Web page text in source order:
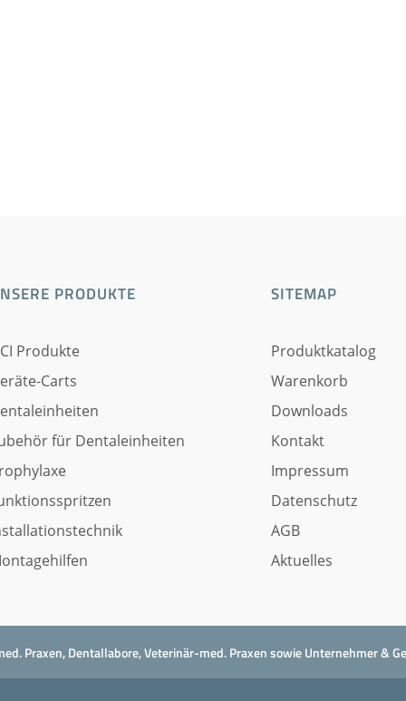
PRODUKTE
Produkte
Carts
für Dentaleinheiten
SITEMAP
Produktkatalog
Warenkorb
Downloads
Kontakt
Impressum
Datenschutz
AGB
Aktuelles
Praxen, Dentallabore, Veterinär-med. Praxen sowie Unternehmer &